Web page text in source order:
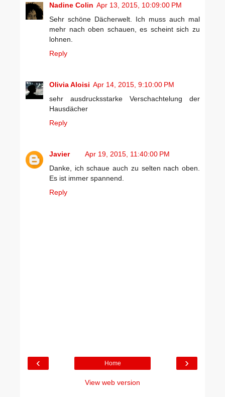
Nadine Colin Apr 13, 2015, 10:09:00 PM
Sehr schöne Dächerwelt. Ich muss auch mal
mehr nach oben schauen, es scheint sich zu
lohnen.
Reply
Olivia Aloisi Apr 14, 2015, 9:10:00 PM
sehr ausdrucksstarke Verschachtelung der
Hausdächer
Reply
Javier
Apr 19, 2015, 11:40:00 PM
Danke, ich schaue auch zu selten nach oben.
Es ist immer spannend.
Reply
‹ ›
Home
View web version